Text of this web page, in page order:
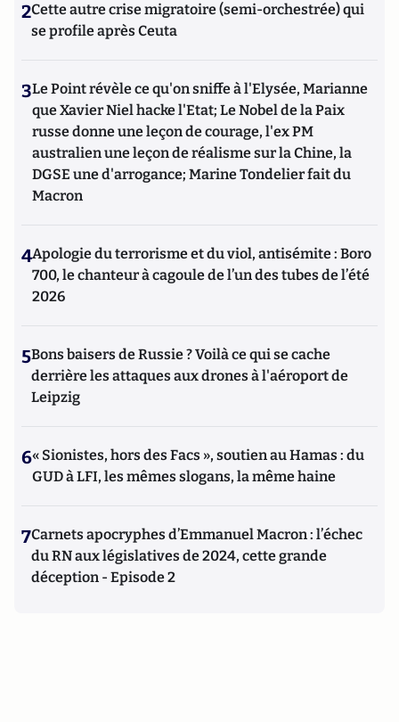
2Cette autre crise migratoire (semi-orchestrée) qui
se profile après Ceuta
3Le Point révèle ce qu'on sniffe à l'Elysée, Marianne
que Xavier Niel hacke l'Etat; Le Nobel de la Paix
russe donne une leçon de courage, l'ex PM
australien une leçon de réalisme sur la Chine, la
DGSE une d'arrogance; Marine Tondelier fait du
Macron
4Apologie du terrorisme et du viol, antisémite : Boro
700, le chanteur à cagoule de l’un des tubes de l’été
2026
5Bons baisers de Russie ? Voilà ce qui se cache
derrière les attaques aux drones à l'aéroport de
Leipzig
6« Sionistes, hors des Facs », soutien au Hamas : du
GUD à LFI, les mêmes slogans, la même haine
7Carnets apocryphes d’Emmanuel Macron : l’échec
du RN aux législatives de 2024, cette grande
déception - Episode 2